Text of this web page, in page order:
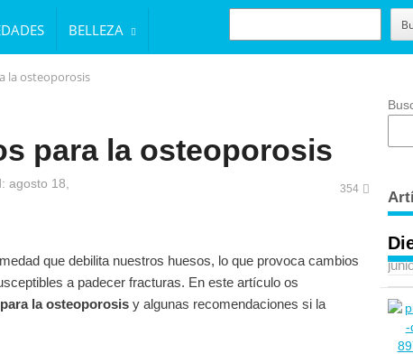
BELLEZA
BUSCAR
la osteoporosis
para la osteoporosis
agosto 18,
354
que debilita nuestros huesos, lo que provoca cambios
a padecer fracturas. En este artículo os
la osteoporosisy algunas recomendaciones si la